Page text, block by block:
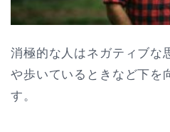
消極的な人はネガティブな
や歩いているときなど下を
す。